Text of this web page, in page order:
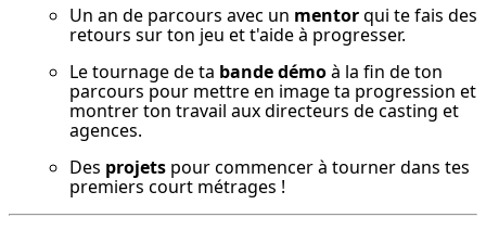
Un an de parcours avec un mentor qui te fais des
retours sur ton jeu et t'aide à progresser.
Le tournage de ta bande démo à la fin de ton
parcours pour mettre en image ta progression et
montrer ton travail aux directeurs de casting et
agences.
Des projets pour commencer à tourner dans tes
premiers court métrages !